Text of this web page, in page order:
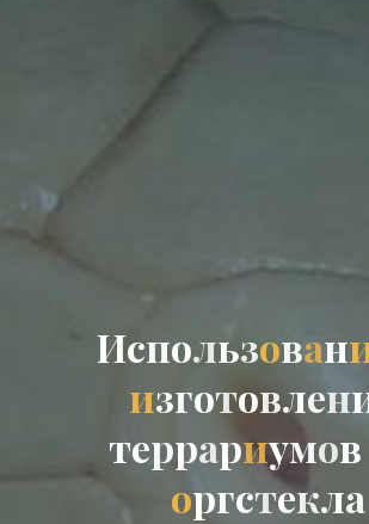
Использован
изготовлен
террариумов
оргстекла